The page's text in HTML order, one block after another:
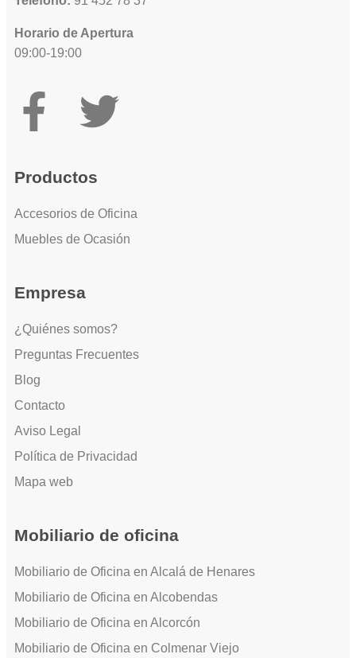
Horario de Apertura
09:00-19:00
Productos
Accesorios de Oficina
Muebles de Ocasión
Empresa
¿Quiénes somos?
Preguntas Frecuentes
Blog
Contacto
Aviso Legal
Política de Privacidad
Mapa web
Mobiliario de oficina
Mobiliario de Oficina en Alcalá de Henares
Mobiliario de Oficina en Alcobendas
Mobiliario de Oficina en Alcorcón
Mobiliario de Oficina en Colmenar Viejo